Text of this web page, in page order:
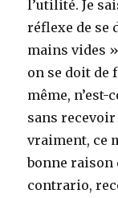
l’utilité. Je
réflexe de se
mains vides
on se doit de
même, n’est-
sans recevoir
vraiment, ce
bonne raison
contrario,